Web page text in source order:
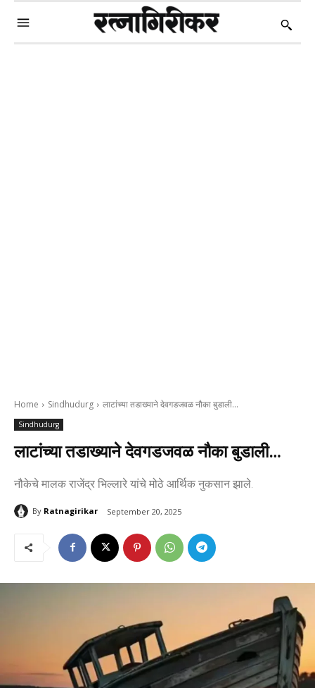
Home Sindhudurg लाटांच्या तडाख्याने देवगडजवळ नौका बुडाली...
Sindhudurg
लाटांच्या तडाख्याने देवगडजवळ नौका बुडाली…
नौकेचे मालक राजेंद्र भिल्लारे यांचे मोठे आर्थिक नुकसान झाले.
By Ratnagirikar September 20, 2025